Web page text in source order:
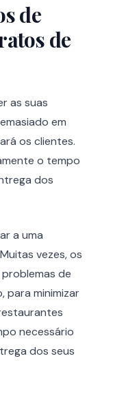
de
de
as suas
em
os clientes.
o tempo
dos
a uma
vezes, os
de
para minimizar
necessário
dos seus